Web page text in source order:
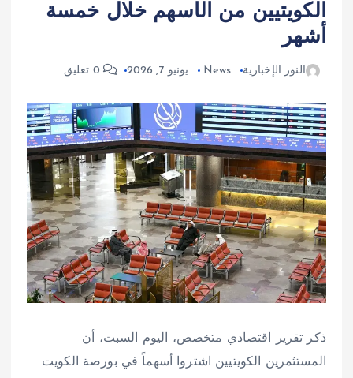
الكويتيين من الأسهم خلال خمسة
أشهر
النور الإخبارية News يونيو 7, 2026 0 تعليق
ذكر تقرير اقتصادي متخصص، اليوم السبت، أن
المستثمرين الكويتيين اشتروا أسهماً في بورصة الكويت